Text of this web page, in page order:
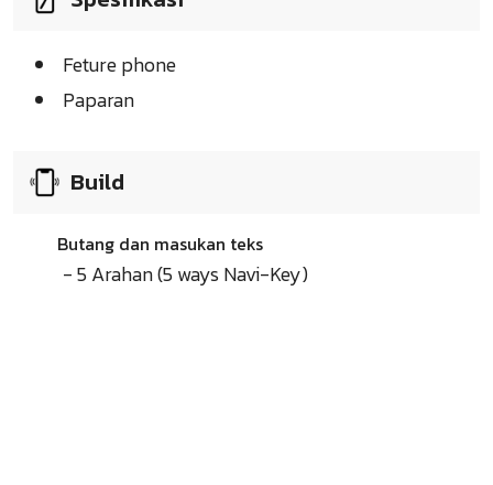
Feture phone
Paparan
Build
Butang dan masukan teks
- 5 Arahan (5 ways Navi-Key)